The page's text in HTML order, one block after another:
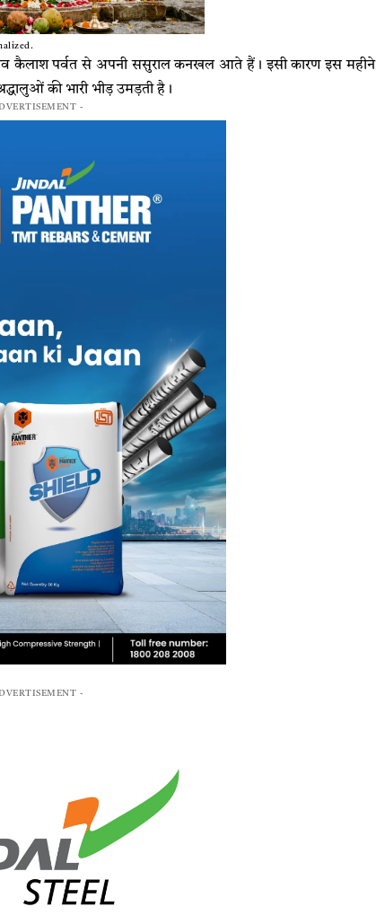
कैलाश पर्वत से अपनी ससुराल कनखल आते हैं। इसी कारण इस महीने
की भारी भीड़ उमड़ती है।
-
-